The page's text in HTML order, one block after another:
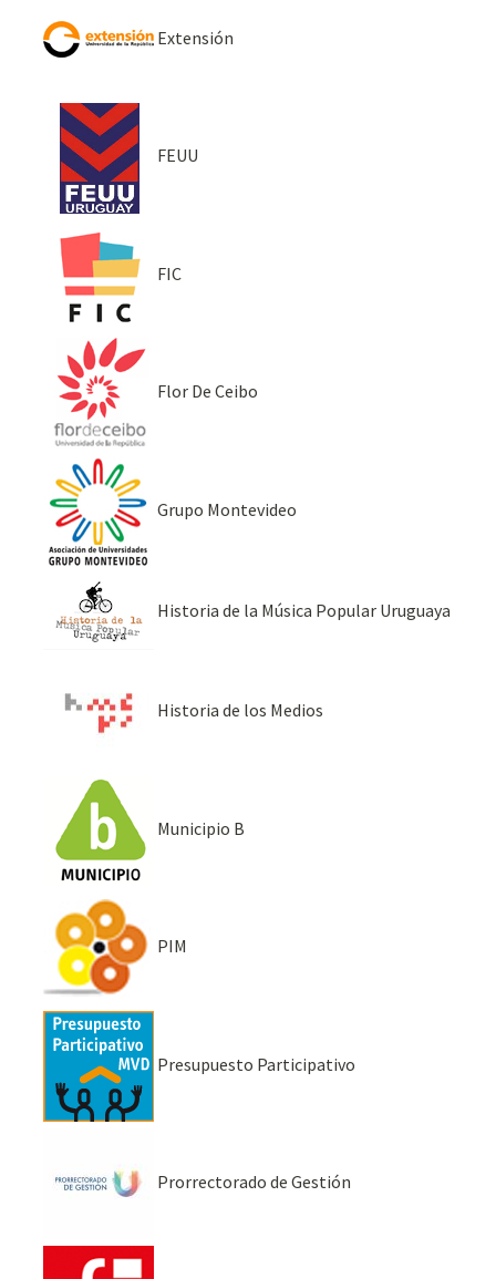
Extensión
FEUU
FIC
Flor De Ceibo
Grupo Montevideo
Historia de la Música Popular Uruguaya
Historia de los Medios
Municipio B
PIM
Presupuesto Participativo
Prorrectorado de Gestión